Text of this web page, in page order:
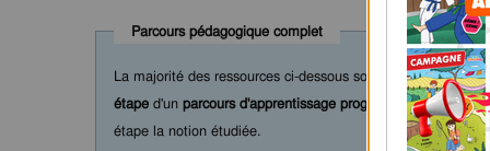
Parcours pédagogique complet
La majorité des ressources ci-dessous sont intégrées dans
étape d'un parcours d'apprentissage progressif
comprenant
étape la notion étudiée.